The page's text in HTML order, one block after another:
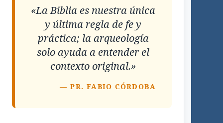
«La Biblia es nuestra única
y última regla de fe y
práctica; la arqueología
solo ayuda a entender el
contexto original.»
— PR. FABIO CÓRDOBA